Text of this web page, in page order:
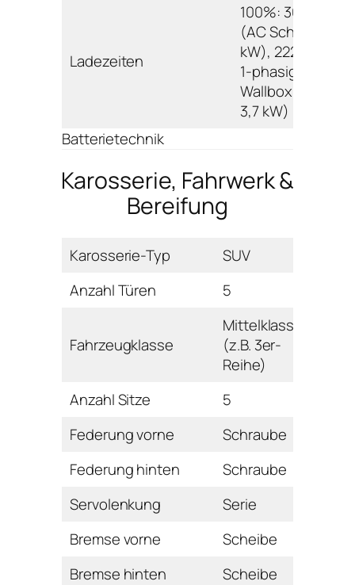
Ladezeiten
100%: 360 min.
(AC Schuko 2,2
kW), 222 min.
1-phasig
Wallbox/
3,7 kW)
Batterietechnik
Karosserie, Fahrwerk &
Bereifung
Karosserie-Typ
SUV
Anzahl Türen
5
Fahrzeugklasse
Mittelklasse
(z.B. 3er-
Reihe)
Anzahl Sitze
5
Federung vorne
Schraube
Federung hinten
Schraube
Servolenkung
Serie
Bremse vorne
Scheibe
Bremse hinten
Scheibe